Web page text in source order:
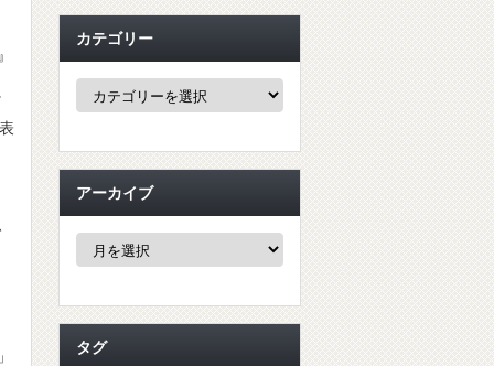
』
カテゴリー
カ
ー
アーカイブ
ア
ブ
タグ